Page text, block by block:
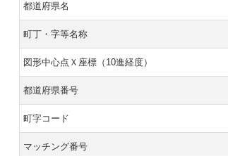
都道府県名
町丁・字等名称
図形中心点Ｘ座標（10進経度）
都道府県番号
町字コード
マッチング番号